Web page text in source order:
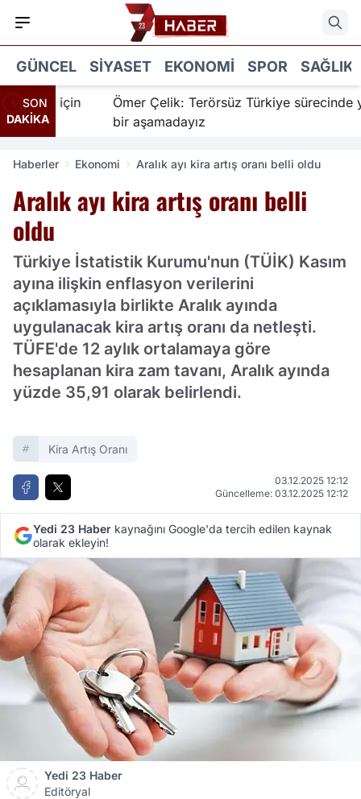
GÜNCEL SIYASET EKONOMI SPOR SAĞLIK
SON
DAKİKA
için
Ömer Çelik: Terörsüz Türkiye sürecinde yeni
bir aşamadayız
Haberler Ekonomi Aralık ayı kira artış oranı belli oldu
Aralık ayı kira artış oranı belli
oldu
Türkiye İstatistik Kurumu'nun (TÜİK) Kasım
ayına ilişkin enflasyon verilerini
açıklamasıyla birlikte Aralık ayında
uygulanacak kira artış oranı da netleşti.
TÜFE'de 12 aylık ortalamaya göre
hesaplanan kira zam tavanı, Aralık ayında
yüzde 35,91 olarak belirlendi.
Kira Artış Oranı
03.12.2025 12:12
Güncelleme: 03.12.2025 12:12
Yedi 23 Haber kaynağını Google'da tercih edilen kaynak
olarak ekleyin!
Yedi 23 Haber
Editöryal